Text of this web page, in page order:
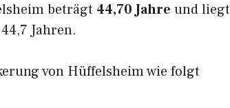
beträgt 44,70 Jahre und liegt
Jahren.
von Hüffelsheim wie folgt